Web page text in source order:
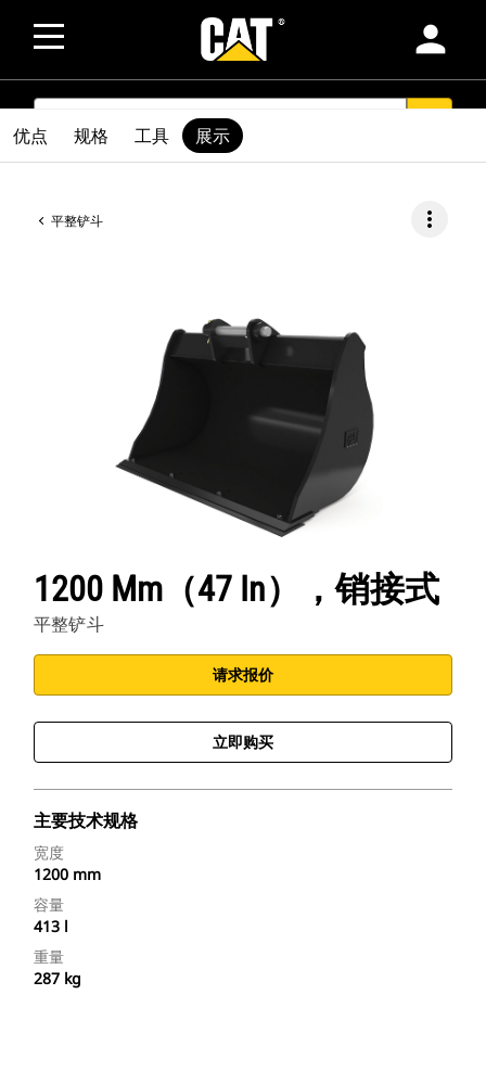
person
SEARCH
平整铲斗 more_vert
1200 Mm（47 In），销接式
平整铲斗
请求报价
立即购买
主要技术规格
宽度
1200 mm
容量
413 l
重量
287 kg
优点 规格 工具 展示